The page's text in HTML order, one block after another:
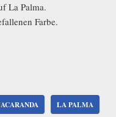
La Palma.
Farbe.
LA PALMA